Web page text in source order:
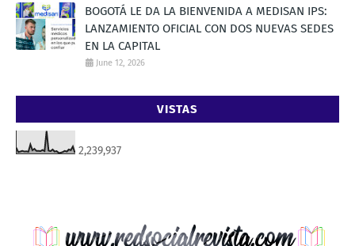
BOGOTÁ LE DA LA BIENVENIDA A MEDISAN IPS:
LANZAMIENTO OFICIAL CON DOS NUEVAS SEDES
EN LA CAPITAL
June 12, 2026
VISTAS
2,239,937